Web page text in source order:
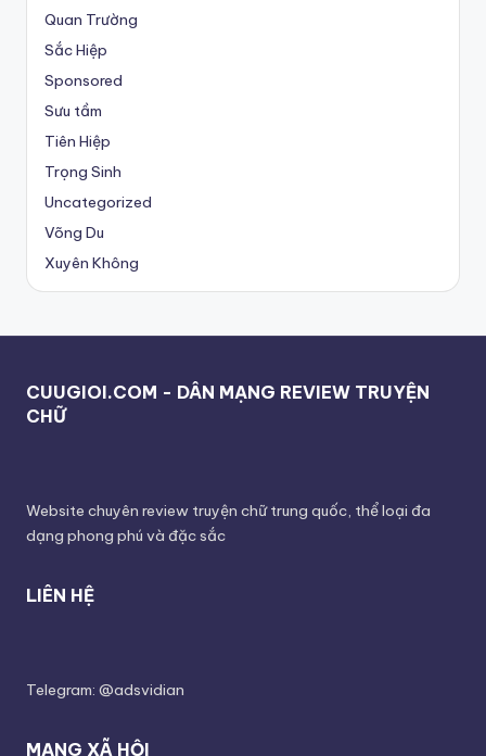
Quan Trường
Sắc Hiệp
Sponsored
Sưu tầm
Tiên Hiệp
Trọng Sinh
Uncategorized
Võng Du
Xuyên Không
CUUGIOI.COM - DÂN MẠNG REVIEW TRUYỆN
CHỮ
Website chuyên review truyện chữ trung quốc, thể loại đa
dạng phong phú và đặc sắc
LIÊN HỆ
Telegram: @adsvidian
MẠNG XÃ HỘI